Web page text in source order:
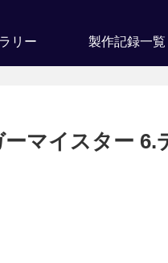
リー 製作記録一覧
マイスター 6.